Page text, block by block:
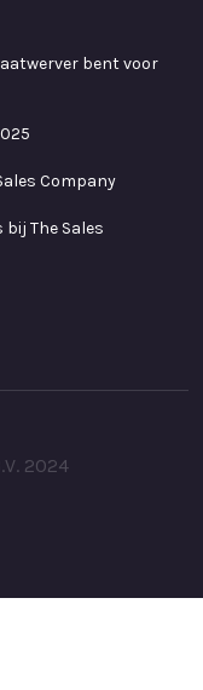
bent voor
Company
bij The Sales
2024